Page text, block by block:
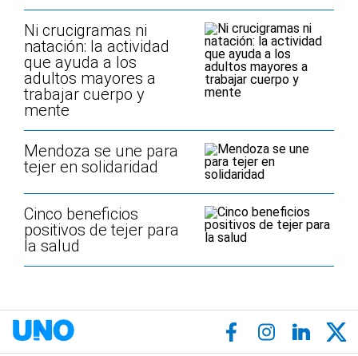
Ni crucigramas ni
natación: la actividad
que ayuda a los
adultos mayores a
trabajar cuerpo y
mente
Mendoza se une para
tejer en solidaridad
Cinco beneficios
positivos de tejer para
la salud